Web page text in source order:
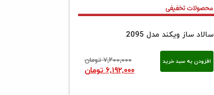
سالاد ساز ویکند مدل 2095
افزودن به سبد خرید ۷,۲۰۰,۰۰۰ تومان
۶,۱۹۲,۰۰۰ تومان